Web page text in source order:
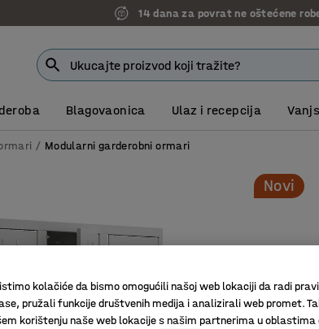
14 dana za povrat ne oštećene
Blagovaonica Ulaz i recepcija
Modularni garderobni ormari
Novi
kolačiće da bismo omogućili našoj web lokaciji da radi
pružali funkcije društvenih medija i analizirali web promet.
korištenju naše web lokacije s našim partnerima u oblastima